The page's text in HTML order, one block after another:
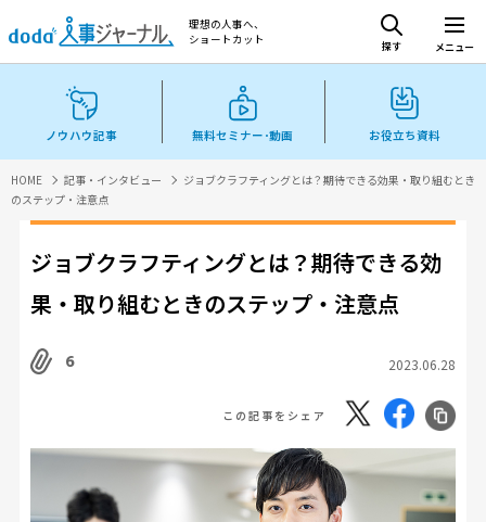
理想の人事へ、
ショートカット
探す メニュー
ノウハウ記事 無料セミナー･動画 お役立ち資料
HOME 記事・インタビュー
ジョブクラフティングとは？期待できる効果・取り組むとき
のステップ・注意点
ジョブクラフティングとは？期待できる効
果・取り組むときのステップ・注意点
6 2023.06.28
この記事をシェア